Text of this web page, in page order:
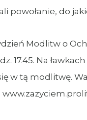
powołanie, do
Modlitw o
17.45. Na
w tą modlitwę.